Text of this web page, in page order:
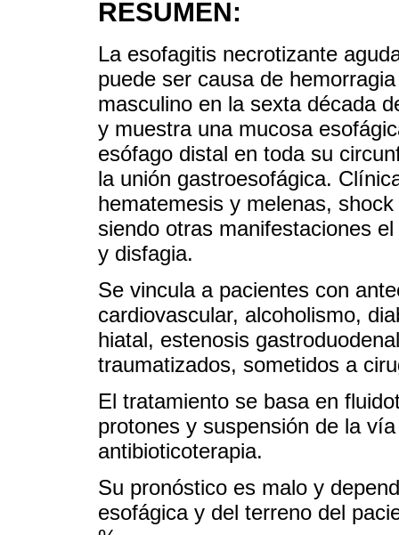
RESUMEN:
La esofagitis necrotizante
puede ser causa de
masculino en la sexta década
y muestra una mucosa
esófago distal en toda su
la unión gastroesofágica.
hematemesis y melenas,
siendo otras manifestaciones
y disfagia.
Se vincula a pacientes con
cardiovascular, alcoholismo,
hiatal, estenosis
traumatizados, sometidos a
El tratamiento se basa en
protones y suspensión de la
antibioticoterapia.
Su pronóstico es malo y
esofágica y del terreno del